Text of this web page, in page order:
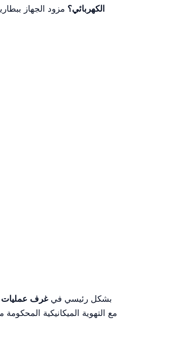
الكهربائي؟ مزود الجهاز
بشكل رئيسي فيغرف عمليات
مع التهوية الميكانيكية